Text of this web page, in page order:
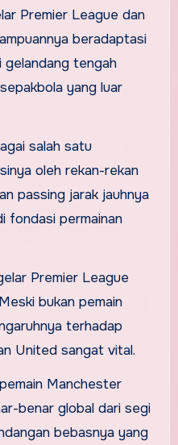
Premier League dan
beradaptasi
tengah
yang luar
salah satu
oleh rekan-rekan
passing jarak jauhnya
fondasi permainan
Premier League
bukan pemain
terhadap
United sangat vital.
Manchester
benar global dari segi
bebasnya yang